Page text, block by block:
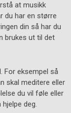
at musikk
du har en større
din så har du
brukes ut til det
For eksempel så
skal meditere eller
du vil føle eller
deg.